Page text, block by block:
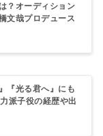
？オーディション
文哉プロデュース
優”を調査
『光る君へ』にも
派子役の経歴や出